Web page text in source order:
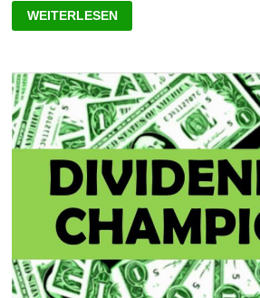
ALLIANZ-
AKTIE
2023:
DIVIDENDE
GUT
ODER
SCHLECHT?
WEITERLESEN